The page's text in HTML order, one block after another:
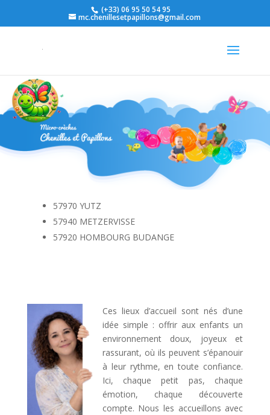
(+33) 06 95 50 54 95
mc.chenillesetpapillons@gmail.com
57970 YUTZ
57940 METZERVISSE
57920 HOMBOURG BUDANGE
Ces lieux d’accueil sont nés d’une
idée simple : offrir aux enfants un
environnement doux, joyeux et
rassurant, où ils peuvent s’épanouir
à leur rythme, en toute confiance.
Ici, chaque petit pas, chaque
émotion, chaque découverte
compte. Nous les accueillons avec